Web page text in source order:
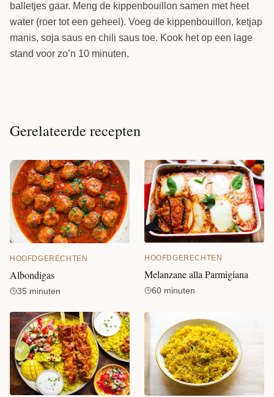
balletjes gaar. Meng de kippenbouillon samen met heet
water (roer tot een geheel). Voeg de kippenbouillon, ketjap
manis, soja saus en chili saus toe. Kook het op een lage
stand voor zo’n 10 minuten.
Gerelateerde recepten
HOOFDGERECHTEN
Albondigas
35 minuten
HOOFDGERECHTEN
Melanzane alla Parmigiana
60 minuten